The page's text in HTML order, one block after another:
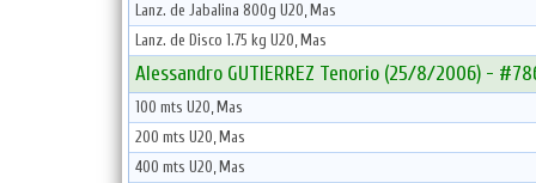
Lanz. de Jabalina 800g U20, Mas
Lanz. de Disco 1.75 kg U20, Mas
Alessandro GUTIERREZ Tenorio (25/8/2006) -
100 mts U20, Mas
200 mts U20, Mas
400 mts U20, Mas